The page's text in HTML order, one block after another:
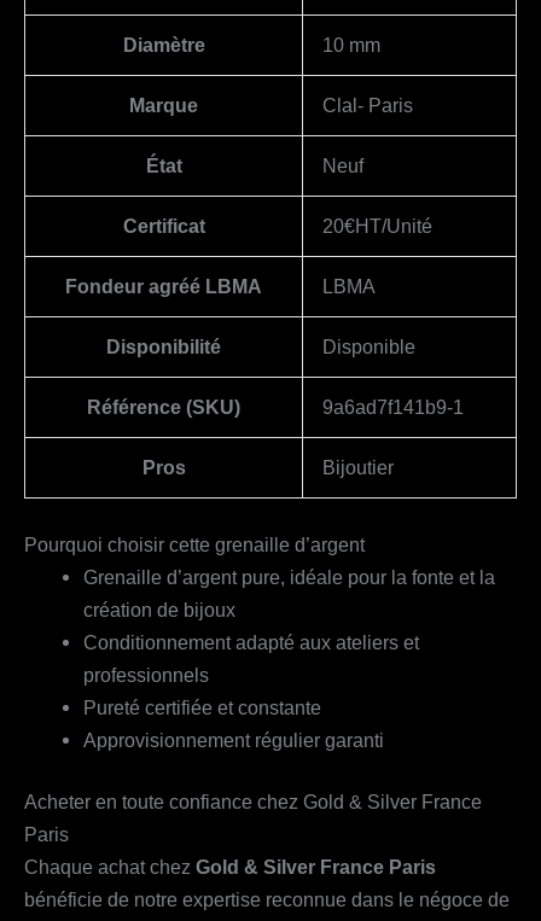
Diamètre 10 mm
Marque Clal- Paris
État Neuf
Certificat 20€HT/Unité
Fondeur agréé LBMA LBMA
Disponibilité Disponible
Référence (SKU) 9a6ad7f141b9-1
Pros Bijoutier
Pourquoi choisir cette grenaille d’argent
Grenaille d’argent pure, idéale pour la fonte et la
création de bijoux
Conditionnement adapté aux ateliers et
professionnels
Pureté certifiée et constante
Approvisionnement régulier garanti
Acheter en toute confiance chez Gold & Silver France
Paris
Chaque achat chez Gold & Silver France Paris
bénéficie de notre expertise reconnue dans le négoce de